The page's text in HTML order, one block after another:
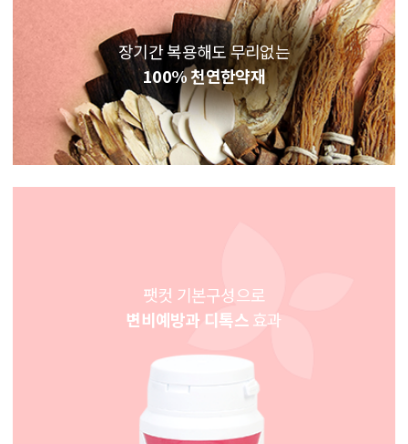
장기간 복용해도 무리없는
100% 천연한약재
팻컷 기본구성으로
변비예방과 디톡스효과